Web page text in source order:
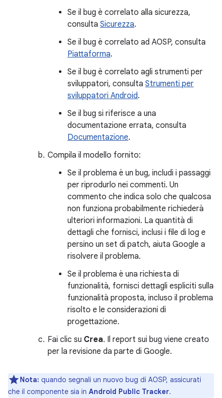
Se il bug è correlato alla sicurezza,
consulta Sicurezza.
Se il bug è correlato ad AOSP, consulta
Piattaforma.
Se il bug è correlato agli strumenti per
sviluppatori, consulta Strumenti per
sviluppatori Android.
Se il bug si riferisce a una
documentazione errata, consulta
Documentazione.
Compila il modello fornito:
Se il problema è un bug, includi i passaggi
per riprodurlo nei commenti. Un
commento che indica solo che qualcosa
non funziona probabilmente richiederà
ulteriori informazioni. La quantità di
dettagli che fornisci, inclusi i file di log e
persino un set di patch, aiuta Google a
risolvere il problema.
Se il problema è una richiesta di
funzionalità, fornisci dettagli espliciti sulla
funzionalità proposta, incluso il problema
risolto e le considerazioni di
progettazione.
Fai clic su Crea. Il report sui bug viene creato
per la revisione da parte di Google.
Nota: quando segnali un nuovo bug di AOSP, assicurati
che il componente sia in Android Public Tracker.